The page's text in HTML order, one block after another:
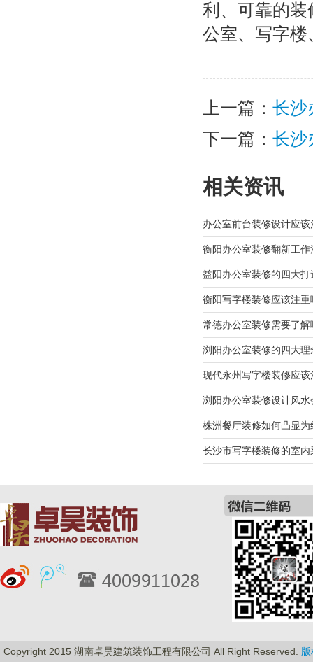
利、可靠的
公室、写字
上一篇： 长沙
下一篇： 长沙
相关资讯
办公室前台装修设计应该
衡阳办公室装修翻新工作
益阳办公室装修的四大打
衡阳写字楼装修应该注重
常德办公室装修需要了解
浏阳办公室装修的四大理
现代永州写字楼装修应该
浏阳办公室装修设计风水
株洲餐厅装修如何凸显为
长沙市写字楼装修的室内
Copyright 2015 湖南卓昊建筑装饰工程有限公司 All Right Reserved.